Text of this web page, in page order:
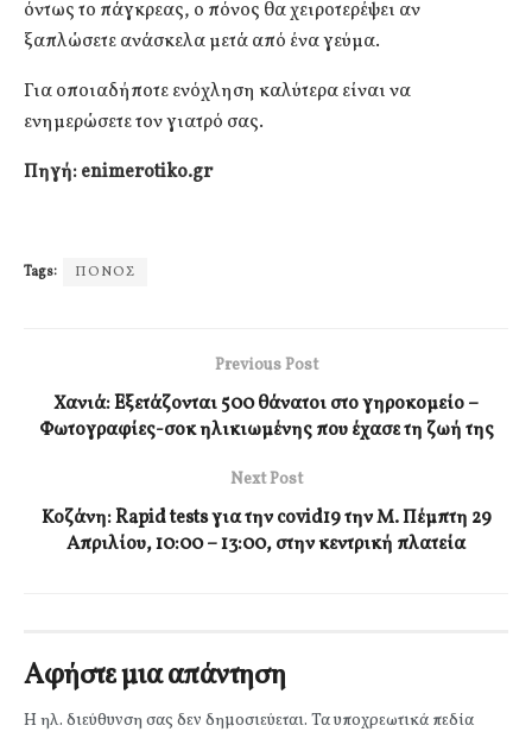
όντως το πάγκρεας, ο πόνος θα χειροτερέψει αν
ξαπλώσετε ανάσκελα μετά από ένα γεύμα.
Για οποιαδήποτε ενόχληση καλύτερα είναι να
ενημερώσετε τον γιατρό σας.
Πηγή: enimerotiko.gr
Tags: ΠΟΝΟΣ
Previous Post
Χανιά: Eξετάζονται 500 θάνατοι στο γηροκομείο –
Φωτογραφίες-σοκ ηλικιωμένης που έχασε τη ζωή της
Next Post
Κοζάνη: Rapid tests για την covid19 την Μ. Πέμπτη 29
Απριλίου, 10:00 – 13:00, στην κεντρική πλατεία
Αφήστε μια απάντηση
Η ηλ. διεύθυνση σας δεν δημοσιεύεται. Τα υποχρεωτικά πεδία